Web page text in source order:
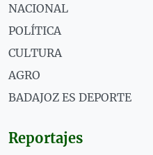
NACIONAL
POLÍTICA
CULTURA
AGRO
BADAJOZ ES DEPORTE
Reportajes